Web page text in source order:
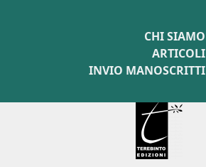
CHI SIAMO
ARTICOLI
INVIO MANOSCRITTI